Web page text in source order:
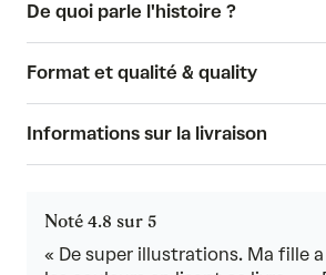
De quoi parle l'histoire ?
Format et qualité & quality
Informations sur la livraison
Noté 4.8 sur 5
« De super illustrations. Ma fille